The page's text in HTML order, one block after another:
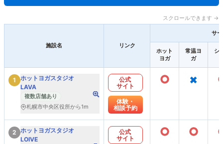
スクロールできます →
施設名 リンク
サ
ホット
ヨガ
常温ヨ
ガ
シ
1
ホットヨガスタジオ
LAVA
複数店舗あり
札幌市中央区役所から1m
公式
サイト
体験・
相談予約
○ ×
2 ホットヨガスタジオ
LOIVE
公式
サイト
○ ○